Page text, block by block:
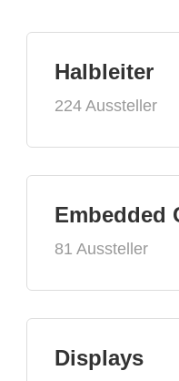
Halbleiter
224 Aussteller
Embedded
81 Aussteller
Displays